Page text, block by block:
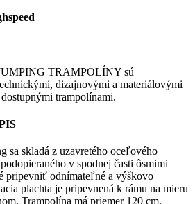
TRAMPOLÍNY sú
dizajnovými a materiálovými
trampolínami.
sa skladá z uzavretého oceľového
v spodnej časti ôsmimi
pripevniť odnímateľné a výškovo
plachta je pripevnená k rámu na mieru
Trampolína má priemer 120 cm,